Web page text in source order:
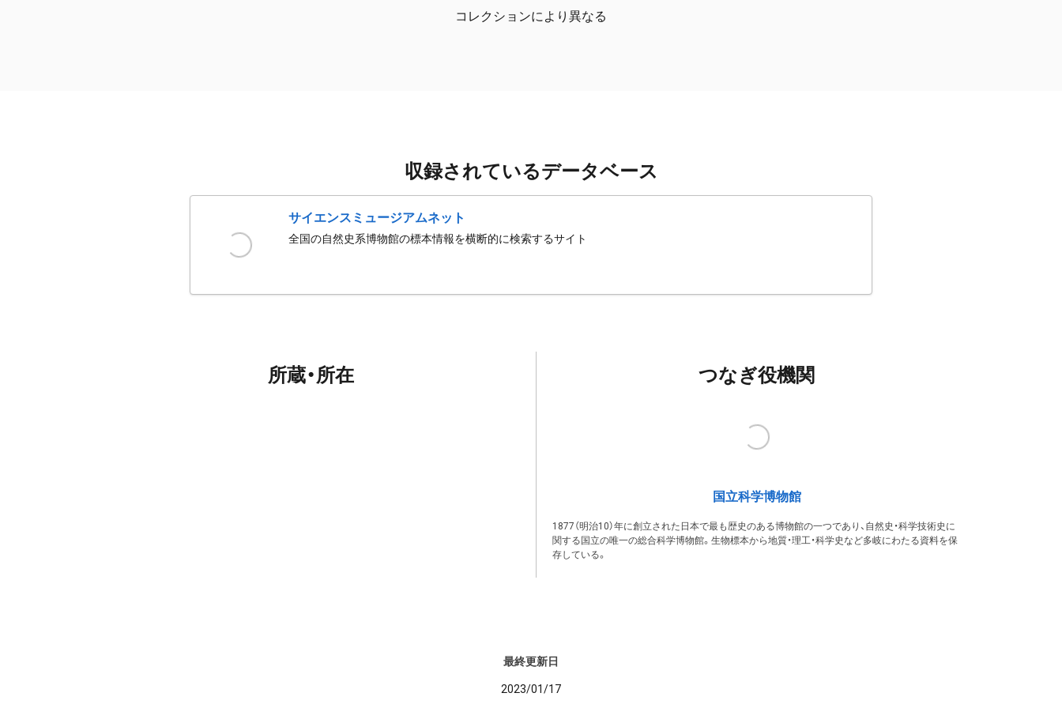
コレクションにより異なる
収録されているデータベース
サイエンスミュージアムネット
全国の自然史系博物館の標本情報を横断的に検索するサイト
所蔵・所在 つなぎ役機関
国立科学博物館
1877（明治10）年に創立された日本で最も歴史のある博物館の一つであり、自然史・科学技術史に
関する国立の唯一の総合科学博物館。生物標本から地質・理工・科学史など多岐にわたる資料を保
存している。
最終更新日
2023/01/17